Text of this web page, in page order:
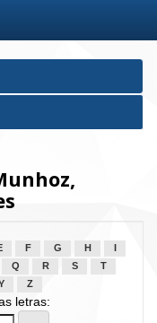
F G H
Q R S
T
Z
letras: